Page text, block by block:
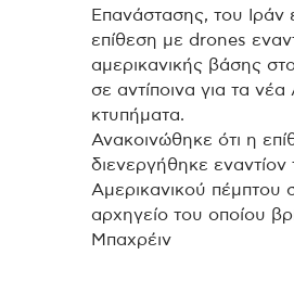
Επανάστασης, του Ιράν
επίθεση με drones
αμερικανικής βάσης
σε αντίποινα για τα νέα
κτυπήματα.
Ανακοινώθηκε ότι η
διενεργήθηκε εναντίον
Αμερικανικού πέμπτου
αρχηγείο του οποίου
Μπαχρέιν